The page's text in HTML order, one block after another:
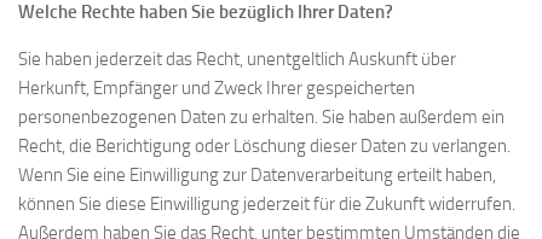
Welche Rechte haben Sie bezüglich Ihrer Daten?
Sie haben jederzeit das Recht, unentgeltlich Auskunft über
Herkunft, Empfänger und Zweck Ihrer gespeicherten
personenbezogenen Daten zu erhalten. Sie haben außerdem ein
Recht, die Berichtigung oder Löschung dieser Daten zu verlangen.
Wenn Sie eine Einwilligung zur Datenverarbeitung erteilt haben,
können Sie diese Einwilligung jederzeit für die Zukunft widerrufen.
Außerdem haben Sie das Recht, unter bestimmten Umständen die